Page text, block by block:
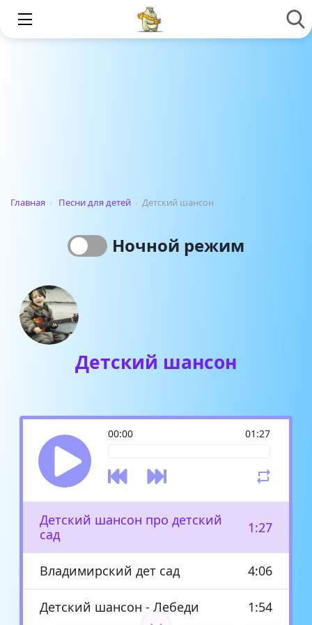
Главная › Песни для детей › Детский шансон
Ночной режим
Детский шансон
00:00 01:27
Детский шансон про детский
сад
1:27
Владимирский дет сад 4:06
Детский шансон - Лебеди 1:54